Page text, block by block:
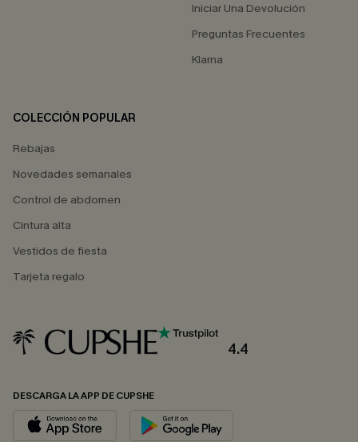
Iniciar Una Devolución
Preguntas Frecuentes
Klarna
COLECCIÓN POPULAR
Rebajas
Novedades semanales
Control de abdomen
Cintura alta
Vestidos de fiesta
Tarjeta regalo
4.4
DESCARGA LA APP DE CUPSHE